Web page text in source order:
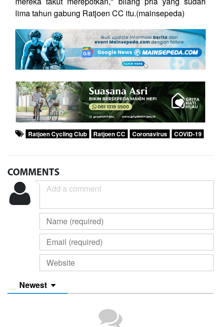
lima tahun gabung Ratjoen CC itu.(mainsepeda)
Ratjoen Cycling Club Ratjoen CC Coronavirus COVID-19
COMMENTS
Newest